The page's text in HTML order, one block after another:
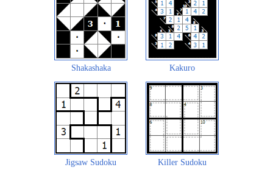
Shakashaka Kakuro
Jigsaw Sudoku Killer Sudoku